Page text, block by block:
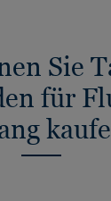
Sie
für